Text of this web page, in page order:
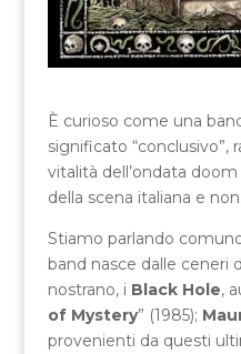
È curioso come una
significato “conclusivo”,
vitalità dell’ondata
della scena italiana e
Stiamo parlando
band nasce dalle ceneri
nostrano, i Black Hole,
of Mystery” (1985);
provenienti da questi